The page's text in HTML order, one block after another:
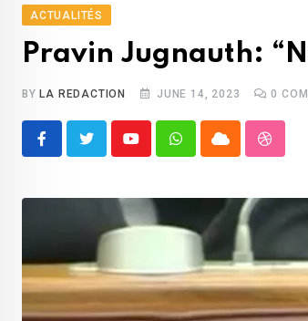
ACTUALITÉS
Pravin Jugnauth:
BY LA REDACTION JUNE 14, 2023 0
YoutubeWhatsappCloud